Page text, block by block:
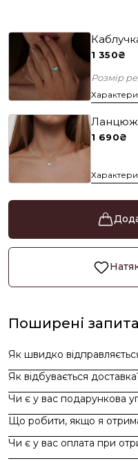
1 350₴
Розмір
1 690₴
Поширені
Як швидко
Замовлення, оформлені
Індивідуальні
Як відбувається
Доставка по Україні -
За додаткову по Європі
Чи є у вас подарункова
Так, ми надаємо стильну
Що робити, якщо я
Чи є у вас оплата при